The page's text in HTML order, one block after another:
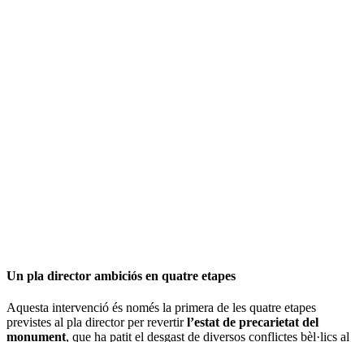
Un pla director ambiciós en quatre etapes
Aquesta intervenció és només la primera de les quatre etapes
previstes al pla director per revertirl’estat de precarietat del
monument, que ha patit el desgast de diversos conflictes bèl·lics al